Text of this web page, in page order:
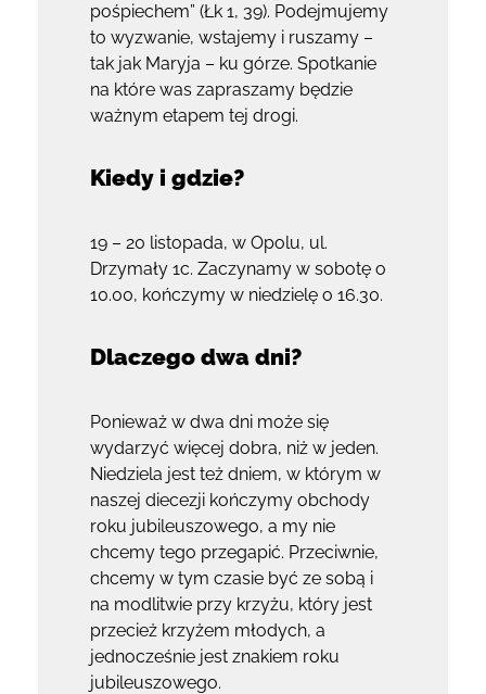
pośpiechem” (Łk 1, 39). Podejmujemy
to wyzwanie, wstajemy i ruszamy –
tak jak Maryja – ku górze. Spotkanie
na które was zapraszamy będzie
ważnym etapem tej drogi.
Kiedy i gdzie?
19 – 20 listopada, w Opolu, ul.
Drzymały 1c. Zaczynamy w sobotę o
10.00, kończymy w niedzielę o 16.30.
Dlaczego dwa dni?
Ponieważ w dwa dni może się
wydarzyć więcej dobra, niż w jeden.
Niedziela jest też dniem, w którym w
naszej diecezji kończymy obchody
roku jubileuszowego, a my nie
chcemy tego przegapić. Przeciwnie,
chcemy w tym czasie być ze sobą i
na modlitwie przy krzyżu, który jest
przecież krzyżem młodych, a
jednocześnie jest znakiem roku
jubileuszowego.